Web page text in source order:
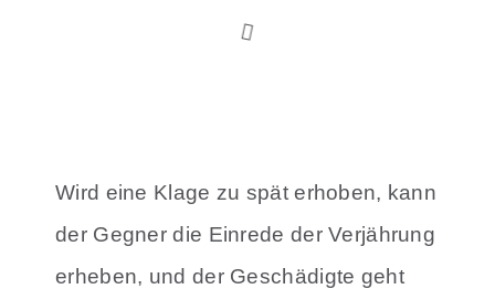
Wird eine Klage zu spät erhoben, kann
der Gegner die Einrede der Verjährung
erheben, und der Geschädigte geht